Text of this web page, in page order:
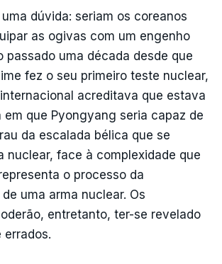
dúvida: seriam os coreanos
as ogivas com um engenho
passado uma década desde que
fez o seu primeiro teste nuclear,
acreditava que estava
em que Pyongyang seria capaz de
da escalada bélica que se
nuclear, face à complexidade que
o processo da
uma arma nuclear. Os
entretanto, ter-se revelado
errados.